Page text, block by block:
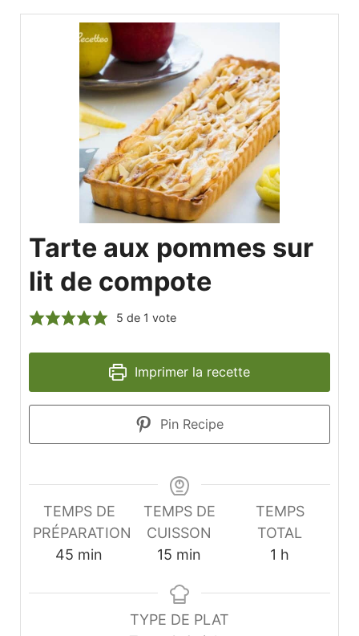
Tarte aux pommes sur
lit de compote
5 de 1 vote
Imprimer la recette
Pin Recipe
TEMPS DE
PRÉPARATION
45 minutes
min
TEMPS DE
CUISSON
15 minutes
min
TEMPS
TOTAL
1 heure
h
TYPE DE PLAT